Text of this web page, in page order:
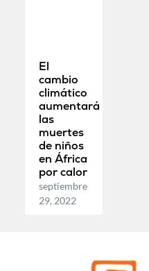
El
cambio
climático
aumentará
las
muertes
de niños
en África
por calor
septiembre
29, 2022